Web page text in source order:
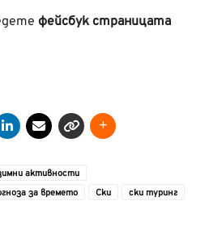
фейсбук страницата
активности
за времето Ски
ски туринг